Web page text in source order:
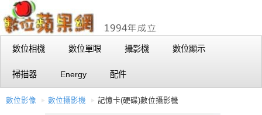
數位相機 數位單眼 攝影機 數位顯示
掃描器 Energy 配件
數位影像 數位攝影機 記憶卡(硬碟)數位攝影機